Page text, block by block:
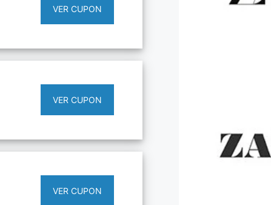
VER CUPON
VER CUPON
VER CUPON